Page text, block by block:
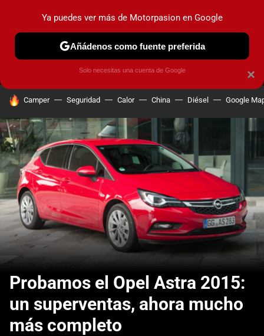
MENÚ NUEVO
COCHES ELÉCTRICOS OBSERVATORIO
HOY SE HABLA DE
Camper Seguridad Calor China Diésel Google
Probamos el Opel Astra 2015:
un superventas, ahora mucho
más completo
×
Ya puedes ver más de Motorpasion en Google
Añádenos como fuente preferida
Solo necesitas una cuenta de Google